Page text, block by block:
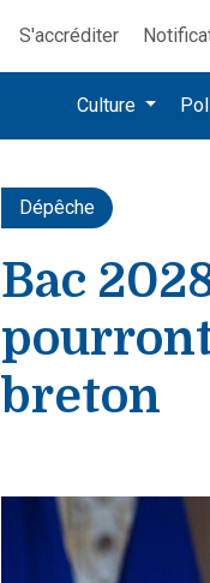
S'accréditer
Culture
Dépêche
Bac
breton